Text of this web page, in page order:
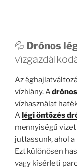
💦 Drónos
Az
vízhiány. A
vízhasználat
Alégi öntözés
mennyiségű
juttassunk, ahol
Ezt különösen
vagy kísérleti